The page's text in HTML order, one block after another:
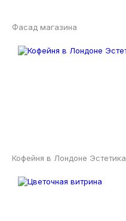
Фасад магазина
Кофейня в Лондоне Эстетика